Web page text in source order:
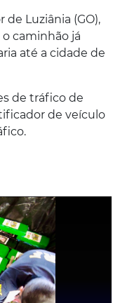
Luziânia (GO),
caminhão já
até a cidade de
de tráfico de
de veículo